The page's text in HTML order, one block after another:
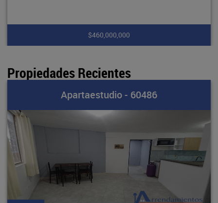
$460,000,000
Propiedades Recientes
Apartaestudio - 60486